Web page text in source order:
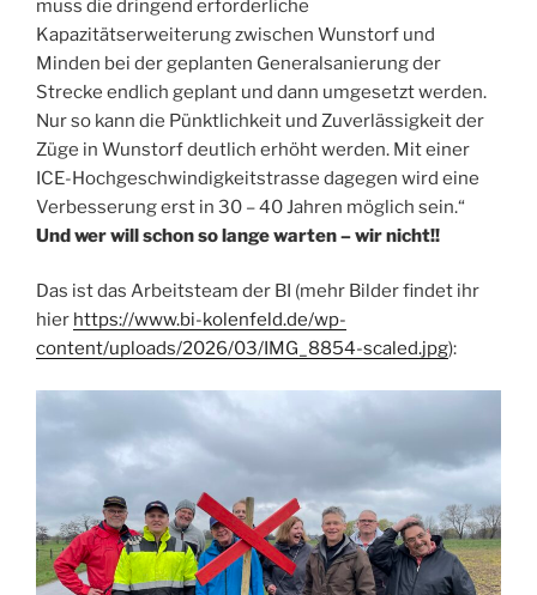
muss die dringend erforderliche
Kapazitätserweiterung zwischen Wunstorf und
Minden bei der geplanten Generalsanierung der
Strecke endlich geplant und dann umgesetzt werden.
Nur so kann die Pünktlichkeit und Zuverlässigkeit der
Züge in Wunstorf deutlich erhöht werden. Mit einer
ICE-Hochgeschwindigkeitstrasse dagegen wird eine
Verbesserung erst in 30 – 40 Jahren möglich sein.“
Und wer will schon so lange warten – wir nicht!!
Das ist das Arbeitsteam der BI (mehr Bilder findet ihr
hier https://www.bi-kolenfeld.de/wp-
content/uploads/2026/03/IMG_8854-scaled.jpg):